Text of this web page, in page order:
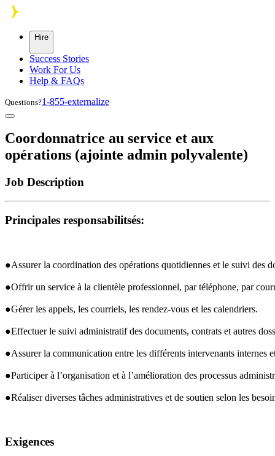
Skip to main content
Hire
Success Stories
Work For Us
Help & FAQs
Questions?1-855-externalize
Coordonnatrice au service et aux
opérations (ajointe admin polyvalente)
Job Description
Principales responsabilitsés:
●Assurer la coordination des opérations quotidiennes et le suivi des
●Offrir un service à la clientèle professionnel, par téléphone, par
●Gérer les appels, les courriels, les rendez-vous et les calendriers.
●Effectuer le suivi administratif des documents, contrats et autres
●Assurer la communication entre les différents intervenants internes
●Participer à l’organisation et à l’amélioration des processus
●Réaliser diverses tâches administratives et de soutien selon les
Exigences